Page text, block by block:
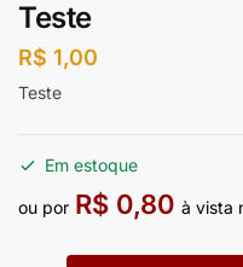
Teste
R$ 1,00
Teste
Em estoque
ou por R$ 0,80 à vista